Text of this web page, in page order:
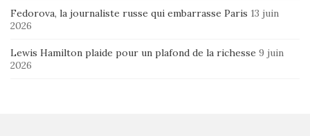
Fedorova, la journaliste russe qui embarrasse Paris 13 juin
2026
Lewis Hamilton plaide pour un plafond de la richesse 9 juin
2026